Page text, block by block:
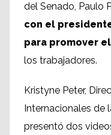
del Senado, Paulo
con el
para promover
los trabajadores.
Kristyne Peter,
Internacionales de
presentó dos